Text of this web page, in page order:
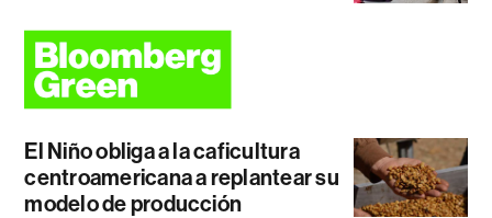
El Niño obliga a la caficultura
centroamericana a replantear su
modelo de producción